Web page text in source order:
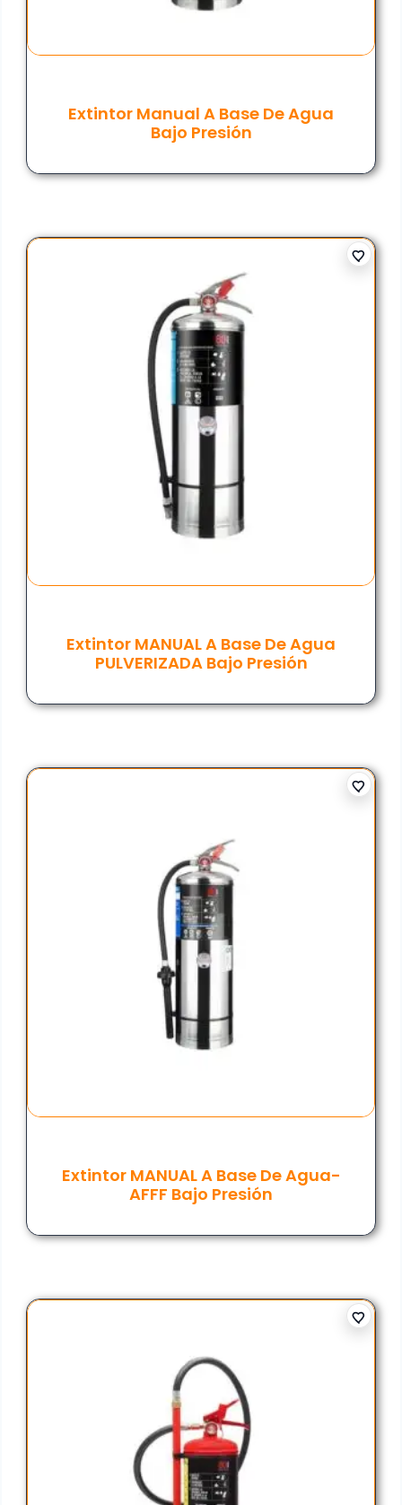
Extintor Manual A Base De Agua
Bajo Presión
Extintor MANUAL A Base De Agua
PULVERIZADA Bajo Presión
Extintor MANUAL A Base De Agua-
AFFF Bajo Presión